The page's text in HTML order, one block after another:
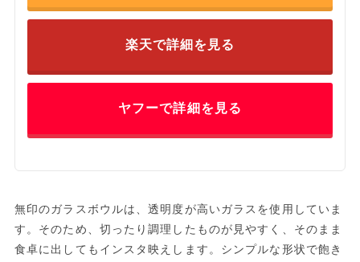
楽天で詳細を見る
ヤフーで詳細を見る
無印のガラスボウルは、透明度が高いガラスを使用していま
す。そのため、切ったり調理したものが見やすく、そのまま
食卓に出してもインスタ映えします。シンプルな形状で飽き